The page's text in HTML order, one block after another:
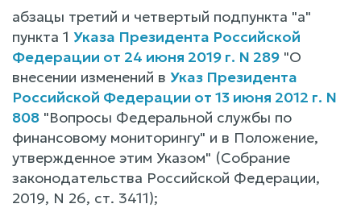
абзацы третий и четвертый подпункта "а"
пункта 1 Указа Президента Российской
Федерации от 24 июня 2019 г. N 289 "О
внесении изменений в Указ Президента
Российской Федерации от 13 июня 2012 г. N
808 "Вопросы Федеральной службы по
финансовому мониторингу" и в Положение,
утвержденное этим Указом" (Собрание
законодательства Российской Федерации,
2019, N 26, ст. 3411);